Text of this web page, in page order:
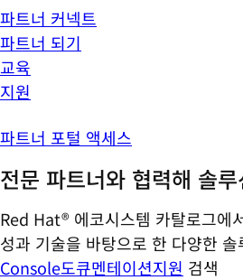
파트너 커넥트
파트너 되기
교육
지원
파트너 포털 액세스
전문 파트너와 협력해 솔
Red Hat® 에코시스템 카탈로그에
성과 기술을 바탕으로 한 다양한
Console도큐멘테이션지원 검색